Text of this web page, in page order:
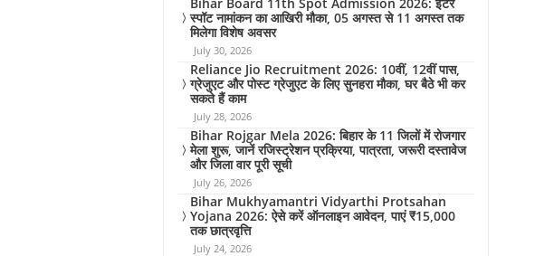
स्पॉट नामांकन का आखिरी मौका, 05 अगस्त से 11 अगस्त तक
मिलेगा विशेष अवसर
July 30, 2026
Reliance Jio Recruitment 2026: 10वीं, 12वीं पास,
ग्रेजुएट और पोस्ट ग्रेजुएट के लिए सुनहरा मौका, घर बैठे भी कर
सकते हैं काम
July 28, 2026
Bihar Rojgar Mela 2026: बिहार के 11 जिलों में रोजगार
मेला शुरू, जानें रजिस्ट्रेशन प्रक्रिया, पात्रता, जरूरी दस्तावेज
और जिला वार पूरी सूची
July 26, 2026
Bihar Mukhyamantri Vidyarthi Protsahan
Yojana 2026: ऐसे करें ऑनलाइन आवेदन, पाएं ₹15,000
तक छात्रवृत्ति
July 24, 2026